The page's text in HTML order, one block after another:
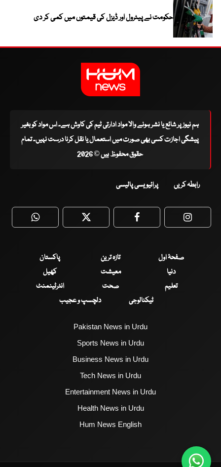
حکومت نے پیٹرول اور ڈیزل کی قیمتوں میں کمی کر دی
ہم نیوز پر شائع یا نشر ہونے والا مواد ادارتی ٹیم کی کاوش ہے۔ اس مواد کو بغیر
پیشگی اجازت کسی بھی صورت میں استعمال یا نقل کرنا درست نہیں۔ تمام
حقوق محفوظ ہیں © 2026
رابطہ کریں پرائیویسی پالیسی
WhatsApp Twitter Facebook
صفحۂ اول تازہ ترین
پاکستان
دنیا
معیشت
کھیل
تعلیم
صحت
انٹرٹینمنٹ
ٹیکنالوجی
دلچسپ و عجیب
Pakistan News in Urdu
Sports News in Urdu
Business News in Urdu
Tech News in Urdu
Entertainment News in Urdu
Health News in Urdu
Hum News English